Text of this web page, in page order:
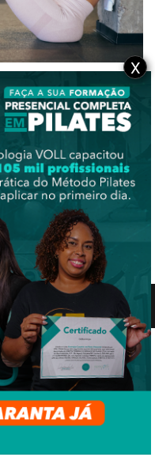
socorros em
provavelmente já deve ter
hipovolêmico nos primeiros
nas explicações sobre os
Os desmaios
os direitos reservados.
X